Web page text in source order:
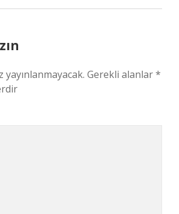
Gerekli alanlar*